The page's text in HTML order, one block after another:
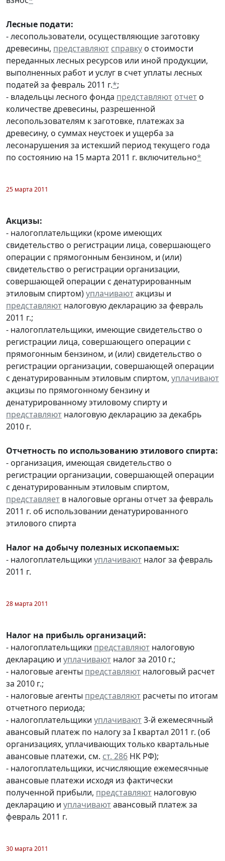
Лесные подати:
- лесопользователи, осуществляющие заготовку
древесины, представляют справку о стоимости
переданных лесных ресурсов или иной продукции,
выполненных работ и услуг в счет уплаты лесных
податей за февраль 2011 г.*;
- владельцы лесного фонда представляют отчет о
количестве древесины, разрешенной
лесопользователям к заготовке, платежах за
древесину, о суммах неустоек и ущерба за
лесонарушения за истекший период текущего года
по состоянию на 15 марта 2011 г. включительно*
25 марта 2011
Акцизы:
- налогоплательщики (кроме имеющих
свидетельство о регистрации лица, совершающего
операции с прямогонным бензином, и (или)
свидетельство о регистрации организации,
совершающей операции с денатурированным
этиловым спиртом)уплачиваютакцизы и
представляют налоговую декларацию за февраль
2011 г.;
- налогоплательщики, имеющие свидетельство о
регистрации лица, совершающего операции с
прямогонным бензином, и (или) свидетельство о
регистрации организации, совершающей операции
с денатурированным этиловым спиртом, уплачивают
акцизы по прямогонному бензину и
денатурированному этиловому спирту и
представляют налоговую декларацию за декабрь
2010 г.
Отчетность по использованию этилового спирта:
- организация, имеющая свидетельство о
регистрации организации, совершающей операции
с денатурированным этиловым спиртом,
представляет в налоговые органы отчет за февраль
2011 г. об использовании денатурированного
этилового спирта
Налог на добычу полезных ископаемых:
- налогоплательщики уплачивают налог за февраль
2011 г.
28 марта 2011
Налог на прибыль организаций:
- налогоплательщики представляют налоговую
декларацию и уплачивают налог за 2010 г.;
- налоговые агенты представляют налоговый расчет
за 2010 г.;
- налоговые агенты представляют расчеты по итогам
отчетного периода;
- налогоплательщики уплачивают3-й ежемесячный
авансовый платеж по налогу за I квартал 2011 г. (об
организациях, уплачивающих только квартальные
авансовые платежи, см. ст. 286 НК РФ);
- налогоплательщики, исчисляющие ежемесячные
авансовые платежи исходя из фактически
полученной прибыли, представляют налоговую
декларацию и уплачиваютавансовый платеж за
февраль 2011 г.
30 марта 2011